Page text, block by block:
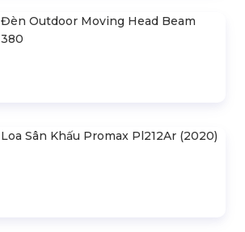
Đèn Outdoor Moving Head Beam
380
Loa Sân Khấu Promax Pl212Ar (2020)